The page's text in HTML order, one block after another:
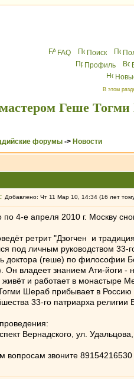
FAQ Поиск
Профиль
В этом
Геше
форумы -> Новости
Добавлено: Чт 11 Мар 10, 14:34 (16 лет
по 4-е апреля 2010 г. Москву
ретрит "Дзогчен и
под личным руководством
доктора (геше) по
Он владеет знанием Ати-йоги -
и работает в монастыре
Шераб прибывает в Россию
33-го патриарха
Вернадского, ул.
вопросам звоните 89154216530